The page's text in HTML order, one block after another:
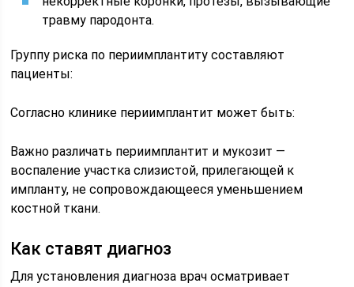
травму пародонта.
Группу риска по периимплантиту составляют
пациенты:
Согласно клинике периимплантит может быть:
Важно различать периимплантит и мукозит —
воспаление участка слизистой, прилегающей к
импланту, не сопровождающееся уменьшением
костной ткани.
Как ставят диагноз
Для установления диагноза врач осматривает